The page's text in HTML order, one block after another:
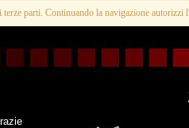
terze parti. Continuando la navigazione autorizzi